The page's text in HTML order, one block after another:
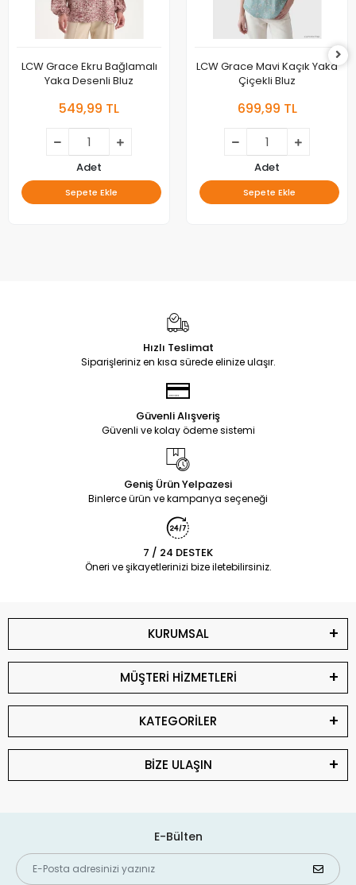
LCW Grace Ekru Bağlamalı
Yaka Desenli Bluz
549,99 TL
Adet
Sepete Ekle
LCW Grace Mavi Kaçık Yaka
Çiçekli Bluz
699,99 TL
Adet
Sepete Ekle
Hızlı Teslimat
Siparişleriniz en kısa sürede elinize ulaşır.
Güvenli Alışveriş
Güvenli ve kolay ödeme sistemi
Geniş Ürün Yelpazesi
Binlerce ürün ve kampanya seçeneği
7 / 24 DESTEK
Öneri ve şikayetlerinizi bize iletebilirsiniz.
KURUMSAL
MÜŞTERİ HİZMETLERİ
KATEGORİLER
BİZE ULAŞIN
E-Bülten